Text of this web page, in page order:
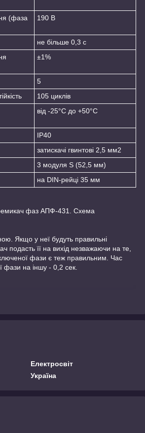
(фаза
190 В
не більше 0,3 с
±1%
5
105 циклів
від -25°С до +50°С
IP40
затискачі гвинтові 2,5 мм2
3 модуля S (52,5 мм)
на DIN-рейці 35 мм
Якщо у неї будуть правильні
подасть її на вихід незважаючи на те,
фази є теж правильним. Час
фази на іншу - 0,2 сек.
Електросвіт
Україна